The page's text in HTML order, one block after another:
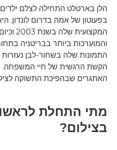
הלן בארטלט התחילה לצלם
בפעוטון של אמה בדרום לונדון.
והמוערכות ביותר בבריטניה
התמונות שלה בשחור-לבן
הקשת הרגשית של חיי המשפחה.
האתגרים שבהפיכת התשוקה
מתי התחלת
בצילום?